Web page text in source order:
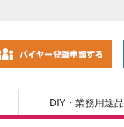
DIY・業務用途品